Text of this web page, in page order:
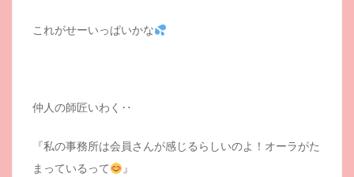
これがせーいっぱいかな
仲人の師匠いわく‥
『私の事務所は会員さんが感じるらしいのよ！オーラがた
まっているって
』